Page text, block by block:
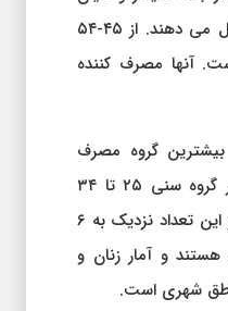
را مردان در رده سنی تشکیل می دهند. از ۴۵-۵۴
نزدیک به ۳۰٪ است. آنها مصرف کننده
بیشترین گروه مصرف
کنندگان دخانیات را زنان در گروه سنی ۲۵ تا ۳۴
سال تشکیل می دهند که از این تعداد نزدیک به ۶
و آمار زنان و
شهری است.